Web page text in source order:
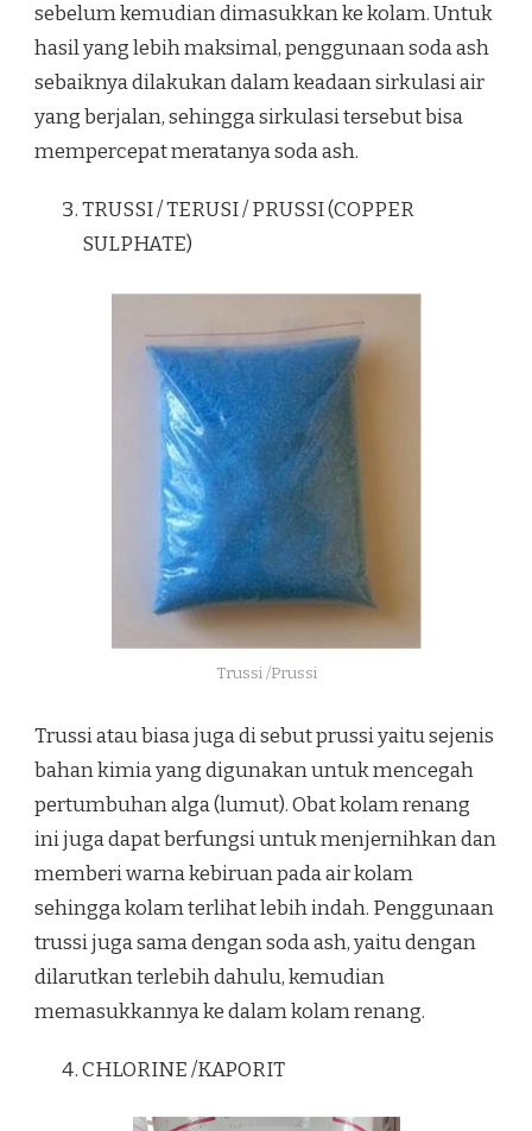
sebelum kemudian dimasukkan ke kolam. Untuk
hasil yang lebih maksimal, penggunaan soda ash
sebaiknya dilakukan dalam keadaan sirkulasi air
yang berjalan, sehingga sirkulasi tersebut bisa
mempercepat meratanya soda ash.
TRUSSI / TERUSI / PRUSSI (COPPER
SULPHATE)
Trussi /Prussi
Trussi atau biasa juga di sebut prussi yaitu sejenis
bahan kimia yang digunakan untuk mencegah
pertumbuhan alga (lumut). Obat kolam renang
ini juga dapat berfungsi untuk menjernihkan dan
memberi warna kebiruan pada air kolam
sehingga kolam terlihat lebih indah. Penggunaan
trussi juga sama dengan soda ash, yaitu dengan
dilarutkan terlebih dahulu, kemudian
memasukkannya ke dalam kolam renang.
CHLORINE /KAPORIT